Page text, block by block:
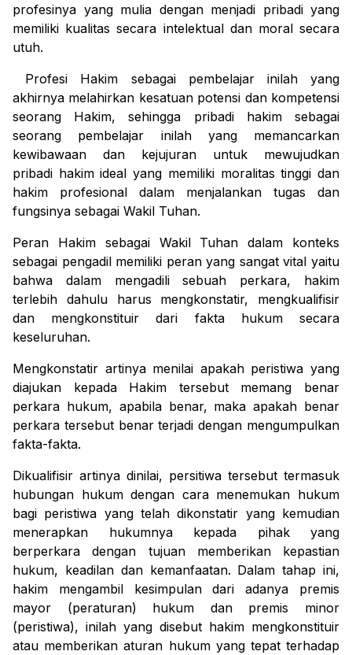
profesinya yang mulia dengan menjadi pribadi yang
memiliki kualitas secara intelektual dan moral secara
utuh.
Profesi Hakim sebagai pembelajar inilah yang
akhirnya melahirkan kesatuan potensi dan kompetensi
seorang Hakim, sehingga pribadi hakim sebagai
seorang pembelajar inilah yang memancarkan
kewibawaan dan kejujuran untuk mewujudkan
pribadi hakim ideal yang memiliki moralitas tinggi dan
hakim profesional dalam menjalankan tugas dan
fungsinya sebagai Wakil Tuhan.
Peran Hakim sebagai Wakil Tuhan dalam konteks
sebagai pengadil memiliki peran yang sangat vital yaitu
bahwa dalam mengadili sebuah perkara, hakim
terlebih dahulu harus mengkonstatir, mengkualifisir
dan mengkonstituir dari fakta hukum secara
keseluruhan.
Mengkonstatir artinya menilai apakah peristiwa yang
diajukan kepada Hakim tersebut memang benar
perkara hukum, apabila benar, maka apakah benar
perkara tersebut benar terjadi dengan mengumpulkan
fakta-fakta.
Dikualifisir artinya dinilai, persitiwa tersebut termasuk
hubungan hukum dengan cara menemukan hukum
bagi peristiwa yang telah dikonstatir yang kemudian
menerapkan hukumnya kepada pihak yang
berperkara dengan tujuan memberikan kepastian
hukum, keadilan dan kemanfaatan. Dalam tahap ini,
hakim mengambil kesimpulan dari adanya premis
mayor (peraturan) hukum dan premis minor
(peristiwa), inilah yang disebut hakim mengkonstituir
atau memberikan aturan hukum yang tepat terhadap